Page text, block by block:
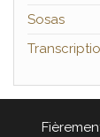
Sosas